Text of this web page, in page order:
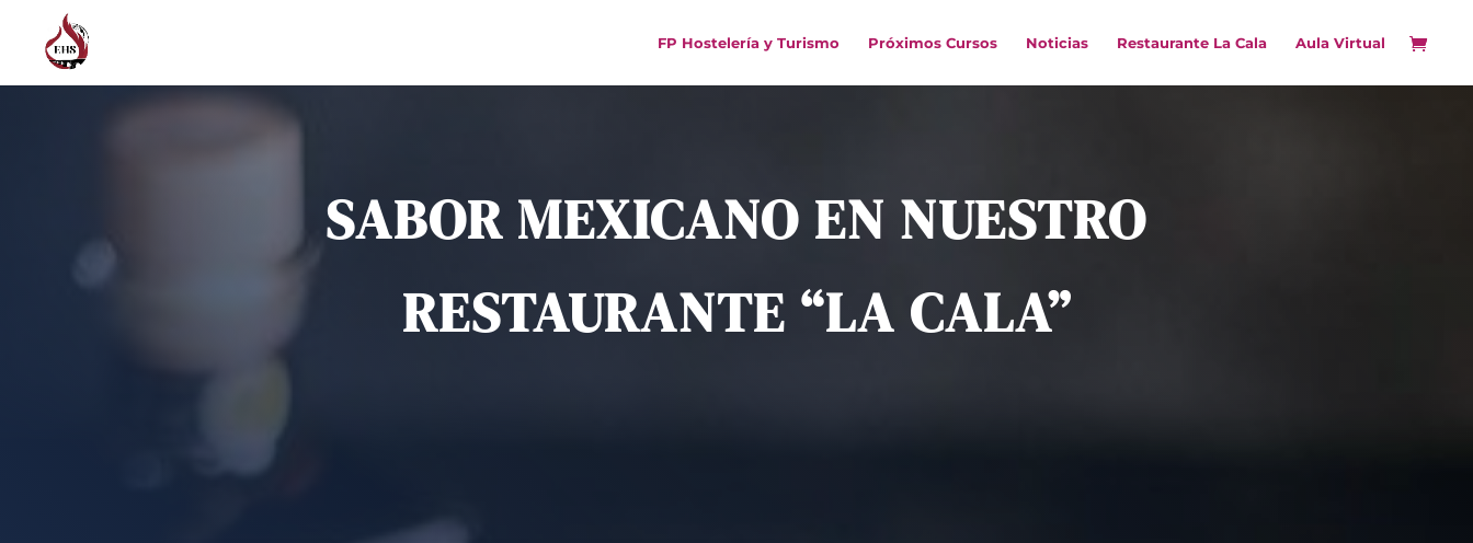
FP Hostelería y Turismo Próximos Cursos Noticias Restaurante La Cala Aula Virtual
SABOR MEXICANO EN NUESTRO
RESTAURANTE “LA CALA”